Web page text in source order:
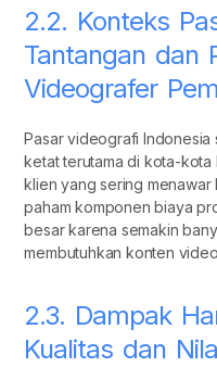
2.2. Konteks
Tantangan dan
Videografer
Pasar videografi Indonesia
ketat terutama di kota-kota
klien yang sering
paham komponen biaya
besar karena semakin
membutuhkan konten
2.3. Dampak
Kualitas dan